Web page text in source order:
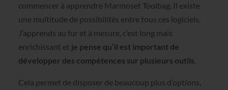
commencer à apprendre Marmoset Toolbag. Il existe
une multitude de possibilités entre tous ces logiciels.
J’apprends au fur et à mesure, c’est long mais
enrichissant et je pense qu’il est important de
développer des compétences sur plusieurs outils.
Cela permet de disposer de beaucoup plus d’options,